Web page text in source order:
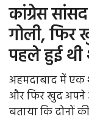
Office Office
Political Gossips
Farm & Food
Opinion
कांग्रेस
गोली, फिर
पहले हुई थी
अहमदाबाद में एक
और फिर खुद अपने
बताया कि दोनों